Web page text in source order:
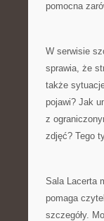
pomocna
W serwisie
sprawia, że
także
pojawi? Jak
z
zdjęć? Tego
Sala Lacerta
pomaga
szczegóły.